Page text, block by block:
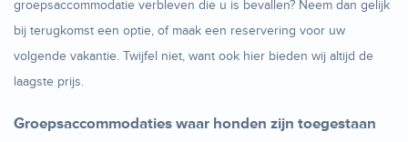
groepsaccommodatie verbleven die u is bevallen? Neem dan gelijk
bij terugkomst een optie, of maak een reservering voor uw
volgende vakantie. Twijfel niet, want ook hier bieden wij altijd de
laagste prijs.
Groepsaccommodaties waar honden zijn toegestaan